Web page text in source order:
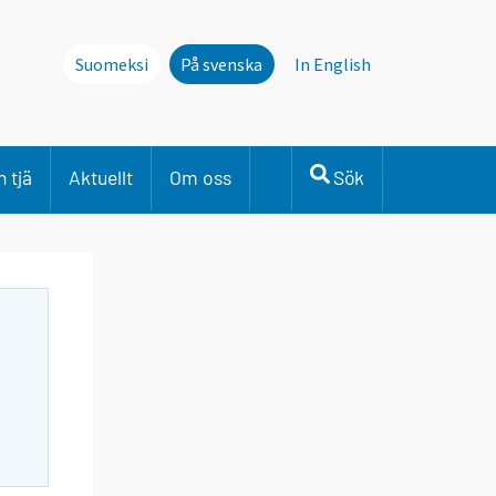
Suomeksi På svenska In English
tjä Aktuellt Om oss Sök